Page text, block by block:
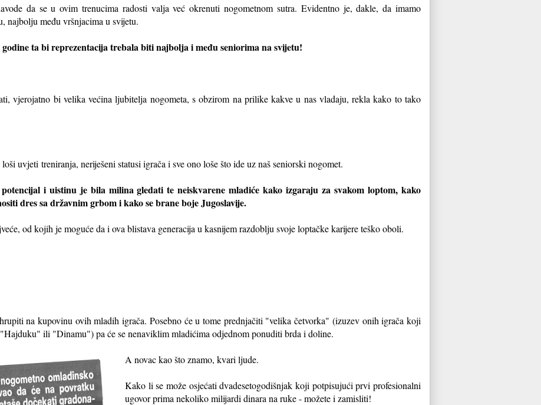
da se u ovim trenucima radosti valja već okrenuti nogometnom sutra. Evidentno je, dakle, da imamo
najbolju među vršnjacima u svijetu.
ta bi reprezentacija trebala biti najbolja i među seniorima na svijetu!
vjerojatno bi velika većina ljubitelja nogometa, s obzirom na prilike kakve u nas vladaju, rekla kako to tako
loši uvjeti treniranja, neriješeni statusi igrača i sve ono loše što ide uz naš seniorski nogomet.
i uistinu je bila milina gledati te neiskvarene mladiće kako izgaraju za svakom loptom, kako
dres sa državnim grbom i kako se brane boje Jugoslavije.
od kojih je moguće da i ova blistava generacija u kasnijem razdoblju svoje loptačke karijere teško oboli.
na kupovinu ovih mladih igrača. Posebno će u tome prednjačiti "velika četvorka" (izuzev onih igrača koji
ili "Dinamu") pa će se nenaviklim mladićima odjednom ponuditi brda i doline.
A novac kao što znamo, kvari ljude.
Kako li se može osjećati dvadesetogodišnjak koji potpisujući prvi profesionalni
ugovor prima nekoliko milijardi dinara na ruke - možete i zamisliti!